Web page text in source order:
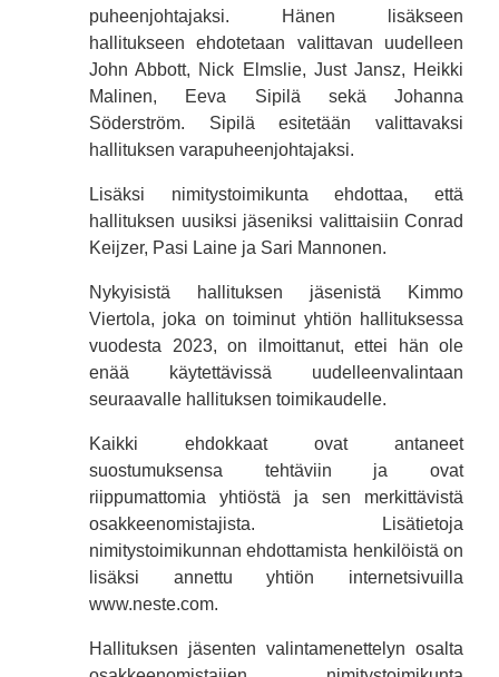
puheenjohtajaksi. Hänen lisäkseen
hallitukseen ehdotetaan valittavan uudelleen
John Abbott, Nick Elmslie, Just Jansz, Heikki
Malinen, Eeva Sipilä sekä Johanna
Söderström. Sipilä esitetään valittavaksi
hallituksen varapuheenjohtajaksi.
Lisäksi nimitystoimikunta ehdottaa, että
hallituksen uusiksi jäseniksi valittaisiin Conrad
Keijzer, Pasi Laine ja Sari Mannonen.
Nykyisistä hallituksen jäsenistä Kimmo
Viertola, joka on toiminut yhtiön hallituksessa
vuodesta 2023, on ilmoittanut, ettei hän ole
enää käytettävissä uudelleenvalintaan
seuraavalle hallituksen toimikaudelle.
Kaikki ehdokkaat ovat antaneet
suostumuksensa tehtäviin ja ovat
riippumattomia yhtiöstä ja sen merkittävistä
osakkeenomistajista. Lisätietoja
nimitystoimikunnan ehdottamista henkilöistä on
lisäksi annettu yhtiön internetsivuilla
www.neste.com.
Hallituksen jäsenten valintamenettelyn osalta